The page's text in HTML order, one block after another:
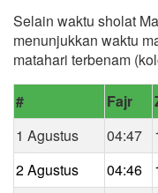
Selain waktu sholat
menunjukkan waktu
matahari terbenam
# Fajr
1 Agustus
04:47
2 Agustus
04:46